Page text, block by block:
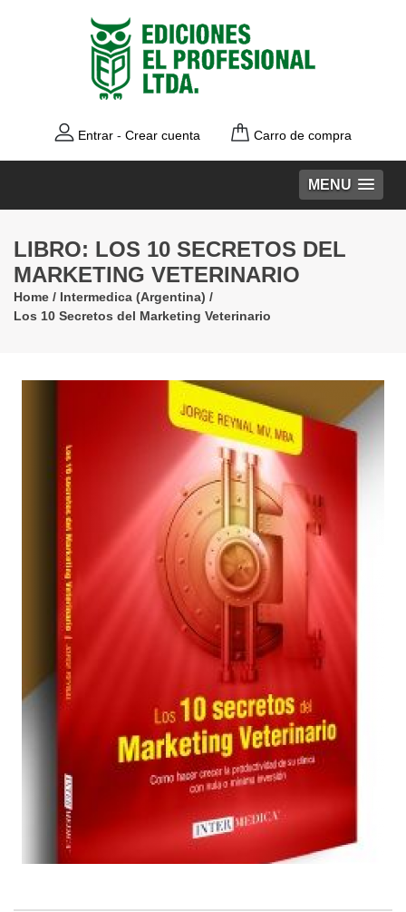
Entrar - Crear cuenta Carro de compra
MENU
LIBRO: LOS 10 SECRETOS DEL
MARKETING VETERINARIO
Home / Intermedica (Argentina) /
Los 10 Secretos del Marketing Veterinario